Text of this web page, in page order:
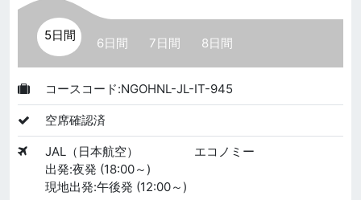
5日間
6日間 7日間 8日間
コースコード:NGOHNL-JL-IT-945
空席確認済
JAL（日本航空）
エコノミー
出発:夜発 (18:00～)
現地出発:午後発 (12:00～)